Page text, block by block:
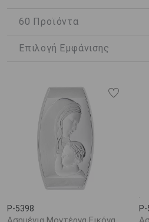
το μοντέρνο στυλ και κάντε ένα
P-5398